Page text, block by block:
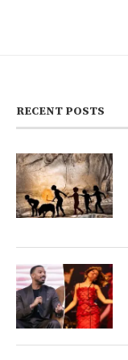
RECENT POSTS